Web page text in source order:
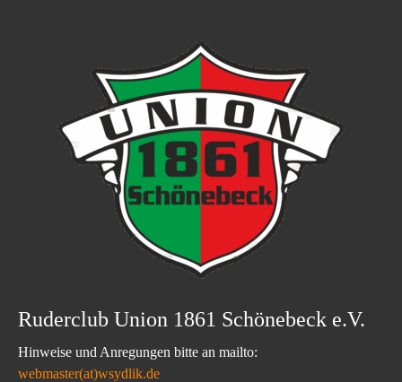
Ruderclub Union 1861 Schönebeck e.V.
Hinweise und Anregungen bitte an mailto:
webmaster(at)wsydlik.de